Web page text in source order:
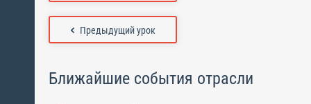
Предыдущий урок
Ближайшие события отрасли